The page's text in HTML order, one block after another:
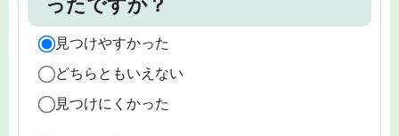
ったですか？
見つけやすかった
どちらともいえない
見つけにくかった